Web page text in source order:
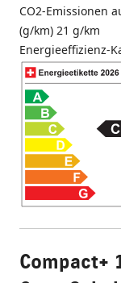
CO2-Emissionen
(g/km) 21 g/km
Energieeffizienz-
Compact+